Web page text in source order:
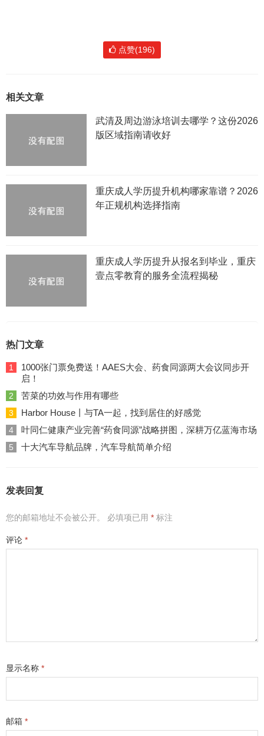
点赞(196)
相关文章
武清及周边游泳培训去哪学？这份2026
版区域指南请收好
重庆成人学历提升机构哪家靠谱？2026
年正规机构选择指南
重庆成人学历提升从报名到毕业，重庆
壹点零教育的服务全流程揭秘
热门文章
1
1000张门票免费送！AAES大会、药食同源两大会议同步开
启！
2 苦菜的功效与作用有哪些
3 Harbor House丨与TA一起，找到居住的好感觉
4 叶同仁健康产业完善“药食同源”战略拼图，深耕万亿蓝海市场
5 十大汽车导航品牌，汽车导航简单介绍
发表回复
您的邮箱地址不会被公开。 必填项已用 * 标注
评论 *
显示名称 *
邮箱 *